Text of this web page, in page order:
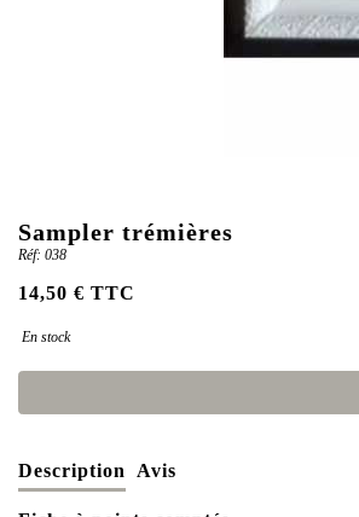
Sampler trémières
Réf: 038
14,50 € TTC
En stock
Description Avis